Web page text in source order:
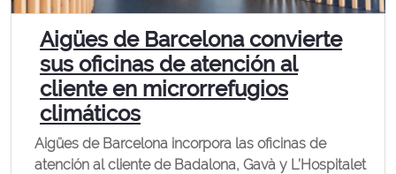
Aigües de Barcelona convierte
sus oficinas de atención al
cliente en microrrefugios
climáticos
Aigües de Barcelona incorpora las oficinas de
atención al cliente de Badalona, Gavà y L’Hospitalet